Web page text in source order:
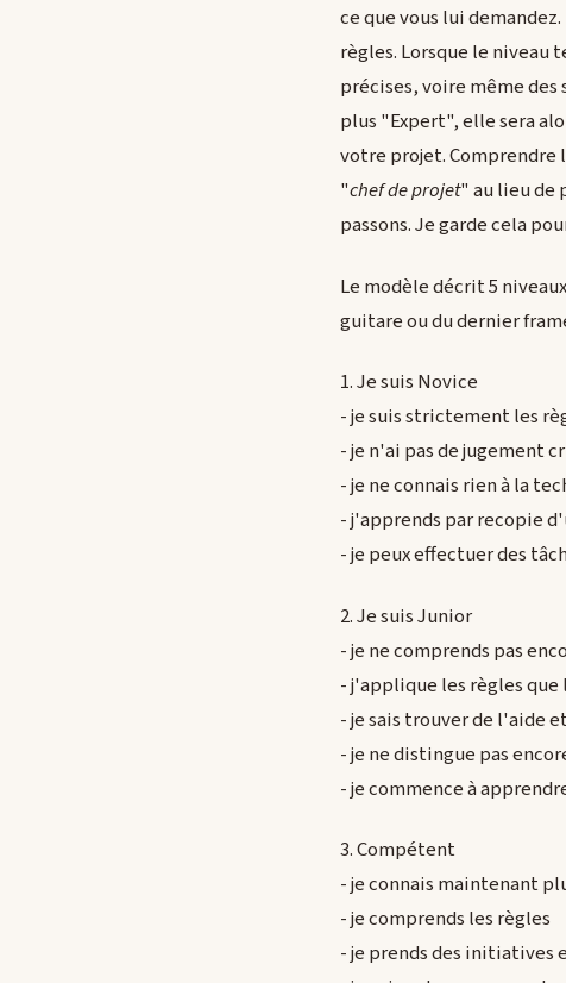
ce que vous lui
règles. Lorsque le
précises, voire même
plus "Expert", elle sera
votre projet. Comprendre
"chef de projet" au lieu de
passons. Je garde cela
Le modèle décrit 5
guitare ou du dernier
1. Je suis Novice
- je suis strictement les
- je n'ai pas de jugement
- je ne connais rien à la
- j'apprends par recopie
- je peux effectuer des
2. Je suis Junior
- je ne comprends pas
- j'applique les règles
- je sais trouver de l'aide
- je ne distingue pas
- je commence à
3. Compétent
- je connais maintenant
- je comprends les règles
- je prends des initiatives